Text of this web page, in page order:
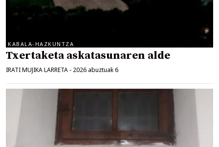
KABALA-HAZKUNTZA
Txertaketa askatasunaren alde
IRATI MUJIKA LARRETA - 2026 abuztuak 6